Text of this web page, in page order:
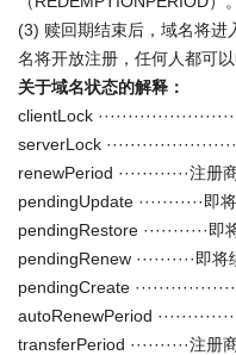
(3) 赎回期结束后，域名将进
名将开放注册，任何人都可以
关于域名状态的解释：
clientLock
serverLock
renewPeriod ············注册
pendingUpdate ···········即
pendingRestore ···········即
pendingRenew ··········即
pendingCreate
autoRenewPeriod
transferPeriod ··········注册